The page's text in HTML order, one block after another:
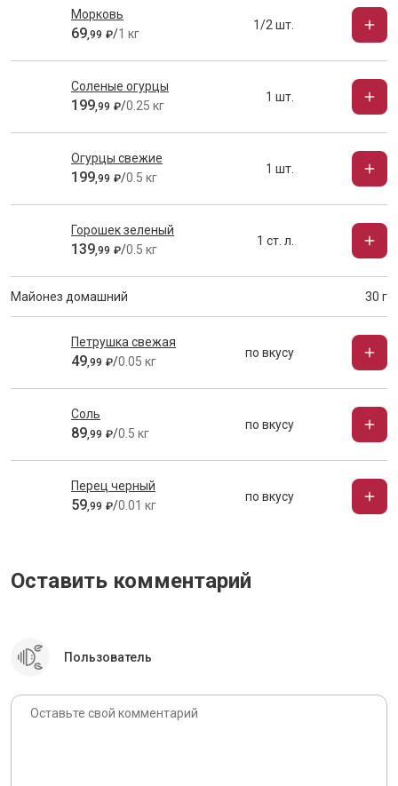
Морковь
69,99 ₽/1 кг
1/2 шт.
Соленые огурцы
199,99 ₽/0.25 кг
1 шт.
Огурцы свежие
199,99 ₽/0.5 кг
1 шт.
Горошек зеленый
139,99 ₽/0.5 кг
1 ст. л.
Майонез домашний 30 г
Петрушка свежая
49,99 ₽/0.05 кг
по вкусу
Соль
89,99 ₽/0.5 кг
по вкусу
Перец черный
59,99 ₽/0.01 кг
по вкусу
Оставить комментарий
Пользователь